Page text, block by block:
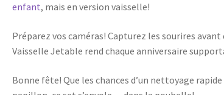
enfant, mais en version vaisselle!
Préparez vos caméras! Capturez les sourires
Vaisselle Jetable rend chaque anniversaire
Bonne fête! Que les chances d’un nettoyage